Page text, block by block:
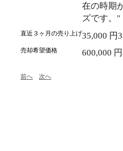
在の時期
ズです。"
直近３ヶ月の売り上げ35,000 円
売却希望価格 600,000 円
前へ 次へ